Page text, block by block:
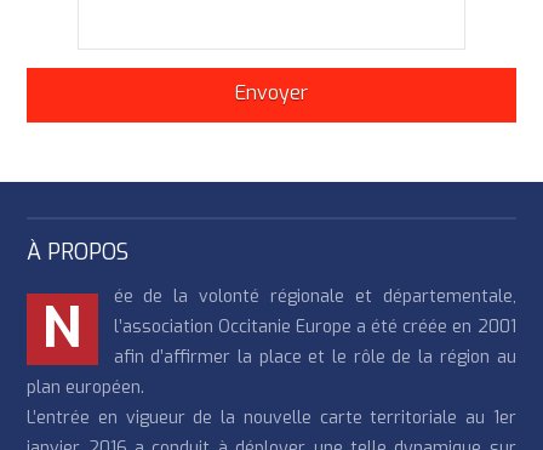
À PROPOS
N
ée de la volonté régionale et départementale,
l’association Occitanie Europe a été créée en 2001
afin d’affirmer la place et le rôle de la région au
plan européen.
L’entrée en vigueur de la nouvelle carte territoriale au 1er